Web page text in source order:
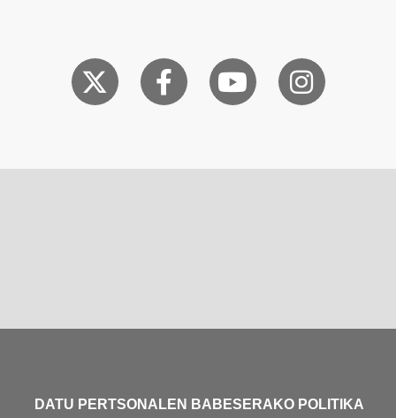
DATU PERTSONALEN BABESERAKO POLITIKA